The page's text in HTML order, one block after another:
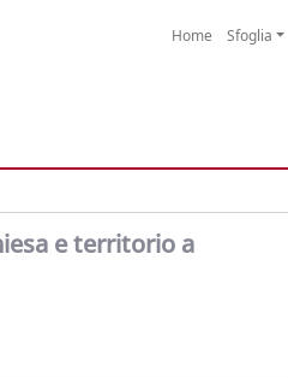
Home Sfoglia
e territorio a